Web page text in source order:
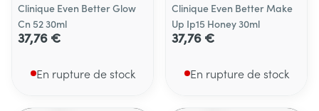
Clinique Even Better Glow
Cn 52 30ml
37,76 €
En rupture de stock
Clinique Even Better Make
Up Ip15 Honey 30ml
37,76 €
En rupture de stock